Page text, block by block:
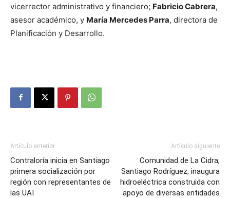
vicerrector administrativo y financiero; Fabricio Cabrera,
asesor académico, y María Mercedes Parra, directora de
Planificación y Desarrollo.
Artículo anterior
Contraloría inicia en Santiago
primera socialización por
región con representantes de
las UAI
Artículo siguiente
Comunidad de La Cidra,
Santiago Rodríguez, inaugura
hidroeléctrica construida con
apoyo de diversas entidades